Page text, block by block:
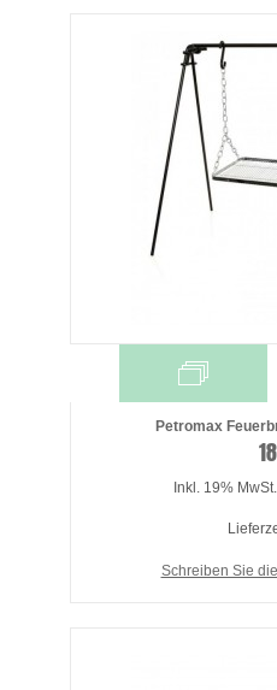
Petromax
Inkl. 19% MwSt.
Schreiben Sie